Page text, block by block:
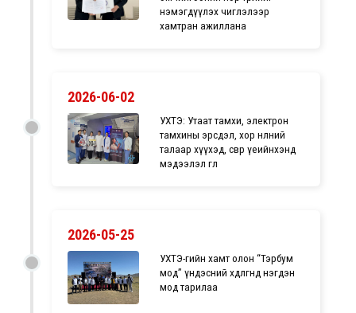
нэмэгдүүлэх чиглэлээр
хамтран ажиллана
2026-06-02
УХТЭ: Утаат тамхи, электрон
тамхины эрсдэл, хор нөлөөний
талаар хүүхэд, өсвөр үеийнхэнд
мэдээлэл өглөө
2026-05-25
УХТЭ-гийн хамт олон “Тэрбум
мод” үндэсний хөдөлгөөнд нэгдэн
мод тарилаа